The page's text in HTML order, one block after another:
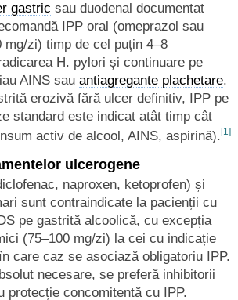
gastric sau duodenal documentat
IPP oral (omeprazol sau
mg/zi) timp de cel puțin 4–8
H. pylori și continuare pe
AINS sau antiagregante plachetare.
erozivă fără ulcer definitiv, IPP pe
standard este indicat atât timp cât
activ de alcool, AINS, aspirină).
[1]
ulcerogene
naproxen, ketoprofen) și
sunt contraindicate la pacienții cu
pe gastrită alcoolică, cu excepția
(75–100 mg/zi) la cei cu indicație
care caz se asociază obligatoriu IPP.
necesare, se preferă inhibitorii
protecție concomitentă cu IPP.